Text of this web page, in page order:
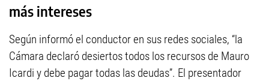
más intereses
Según informó el conductor en sus redes sociales, “la
Cámara declaró desiertos todos los recursos de Mauro
Icardi y debe pagar todas las deudas”. El presentador